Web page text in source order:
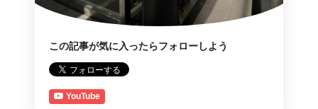
この記事が気に入ったらフォローしよう
YouTube